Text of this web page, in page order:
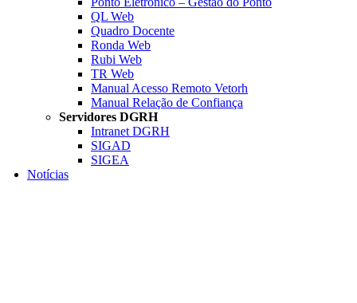
QL Web
Quadro Docente
Ronda Web
Rubi Web
TR Web
Manual Acesso Remoto Vetorh
Manual Relação de Confiança
Servidores DGRH
Intranet DGRH
SIGAD
SIGEA
Notícias